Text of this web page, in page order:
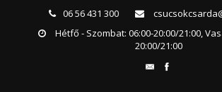
06 56 431 300
Hétfő - Szombat: 06:00-20:00/21:00,
20:00/21:00